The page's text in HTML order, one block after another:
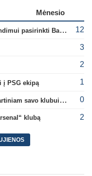
Mėnesio
Paaiškėjo, kas turėjo įtakos Rodri sprendimui pasirinkti Barselonos pusę 12
3
2
į PSG ekipą 1
X. Alonso negailėjo gražių žodžių dabartiniam savo klubui „Chelsea“ 0
klubą 2